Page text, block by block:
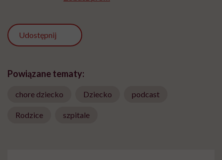
Udostępnij
Powiązane tematy:
chore dziecko Dziecko podcast
Rodzice szpitale